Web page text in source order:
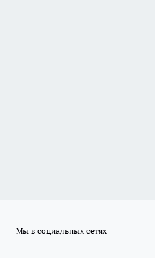
Мы в социальных сетях